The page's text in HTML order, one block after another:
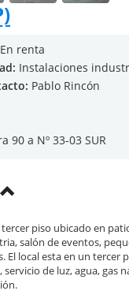
En renta
Instalaciones
Pablo Rincón
90 a Nº 33-03 SUR
piso ubicado en
salón de eventos,
El local esta en un tercer
de luz, agua, gas